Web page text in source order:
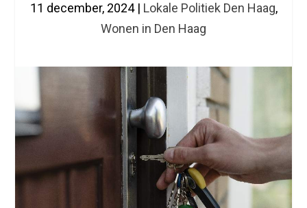
11 december, 2024| Lokale Politiek Den Haag,
Wonen in Den Haag